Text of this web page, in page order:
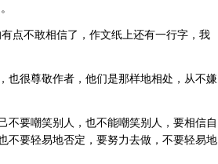
点不敢相信了，作文纸上还有一行字，我
也很尊敬作者，他们是那样地相处，从不嫌
不要嘲笑别人，也不能嘲笑别人，要相信自
不要轻易地否定，要努力去做，不要轻易地